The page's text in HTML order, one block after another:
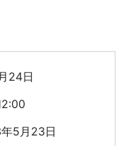
24日
5月23日